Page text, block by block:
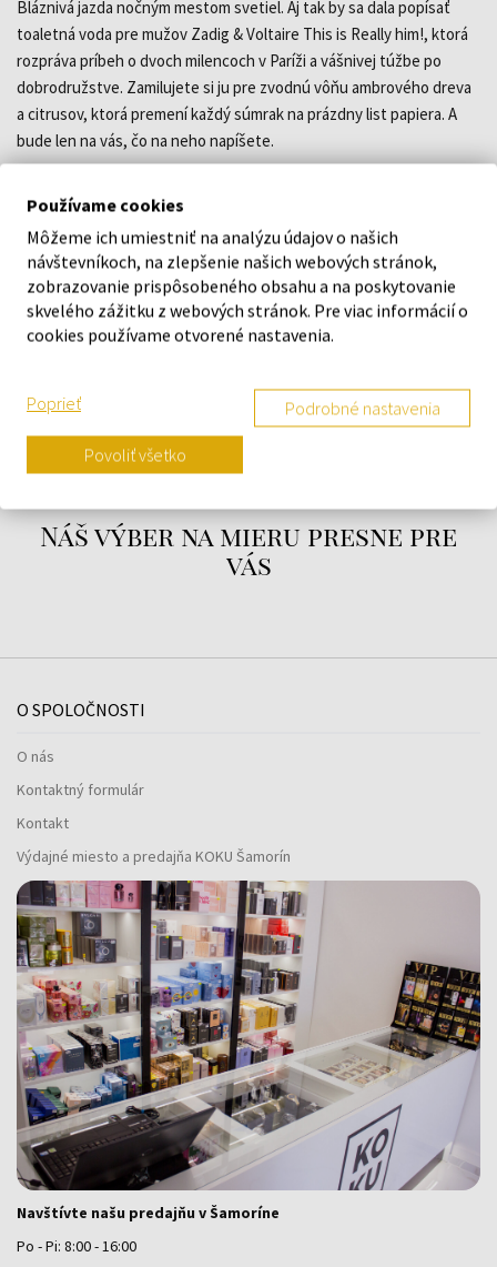
Bláznivá jazda nočným mestom svetiel. Aj tak by sa dala popísať
toaletná voda pre mužov Zadig & Voltaire This is Really him!, ktorá
rozpráva príbeh o dvoch milencoch v Paríži a vášnivej túžbe po
dobrodružstve. Zamilujete si ju pre zvodnú vôňu ambrového dreva
a citrusov, ktorá premení každý súmrak na prázdny list papiera. A
bude len na vás, čo na neho napíšete.
akordmi
predstavená v roku 2024 spolu s dámskou verziou This is
Really her!
autorkou vône je parfumérka Nathalie Lorson
O ZNAČKE
Náš výber na mieru presne pre
vás
O SPOLOČNOSTI
O nás
Kontaktný formulár
Kontakt
Výdajné miesto a predajňa KOKU Šamorín
Navštívte našu predajňu v Šamoríne
Po - Pi: 8:00 - 16:00
Používame cookies
Môžeme ich umiestniť na analýzu údajov o našich
návštevníkoch, na zlepšenie našich webových stránok,
zobrazovanie prispôsobeného obsahu a na poskytovanie
skvelého zážitku z webových stránok. Pre viac informácií o
cookies používame otvorené nastavenia.
Poprieť Podrobné nastavenia
Povoliť všetko